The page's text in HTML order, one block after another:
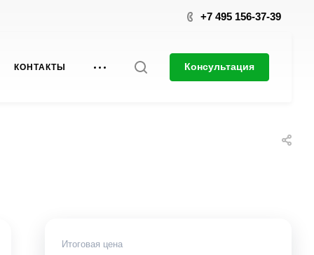
+7 495 156-37-39
КОНТАКТЫ Консультация
Итоговая цена